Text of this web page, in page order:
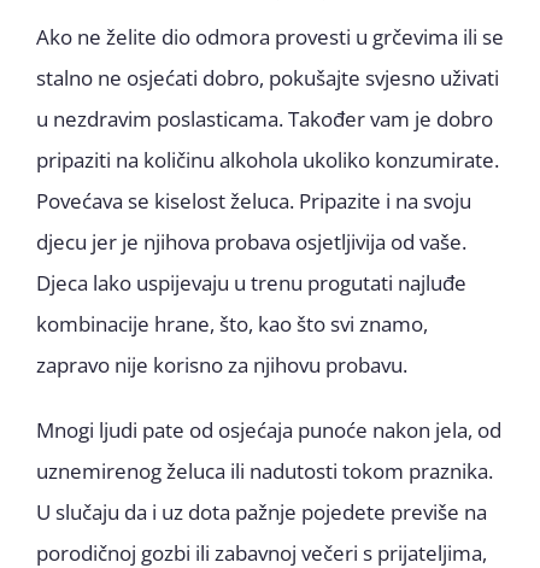
Ako ne želite dio odmora provesti u grčevima ili se
stalno ne osjećati dobro, pokušajte svjesno uživati
u nezdravim poslasticama. Također vam je dobro
pripaziti na količinu alkohola ukoliko konzumirate.
Povećava se kiselost želuca. Pripazite i na svoju
djecu jer je njihova probava osjetljivija od vaše.
Djeca lako uspijevaju u trenu progutati najluđe
kombinacije hrane, što, kao što svi znamo,
zapravo nije korisno za njihovu probavu.
Mnogi ljudi pate od osjećaja punoće nakon jela, od
uznemirenog želuca ili nadutosti tokom praznika.
U slučaju da i uz dota pažnje pojedete previše na
porodičnoj gozbi ili zabavnoj večeri s prijateljima,